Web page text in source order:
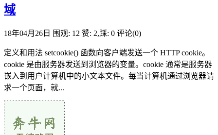
域
18年04月26日 围观: 12 赞: 2,踩: 0 评论(0)
定义和用法 setcookie() 函数向客户端发送一个 HTTP cookie。
cookie 是由服务器发送到浏览器的变量。cookie 通常是服务器
嵌入到用户计算机中的小文本文件。每当计算机通过浏览器请
求一个页面，就...